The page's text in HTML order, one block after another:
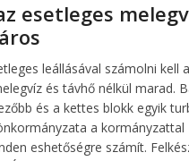
esetleges
leállásával számolni kell
és távhő nélkül marad.
és a kettes blokk egyik
a kormányzattal
eshetőségre számít.